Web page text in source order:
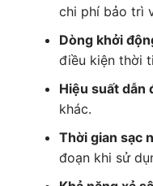
chi phí bảo trì
Dòng khởi
điều kiện thời
Hiệu suất
khác.
Thời gian sạc
đoạn khi sử